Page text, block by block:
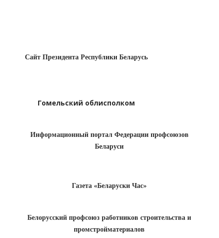
Сайт Президента Республики Беларусь
Гомельский облисполком
Информационный портал Федерации профсоюзов
Беларуси
Газета «Беларуски Час»
Белорусский профсоюз работников строительства и
промстройматериалов